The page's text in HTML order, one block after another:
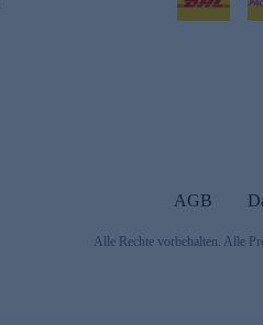
AGB
Alle Rechte vorbehalten. Alle